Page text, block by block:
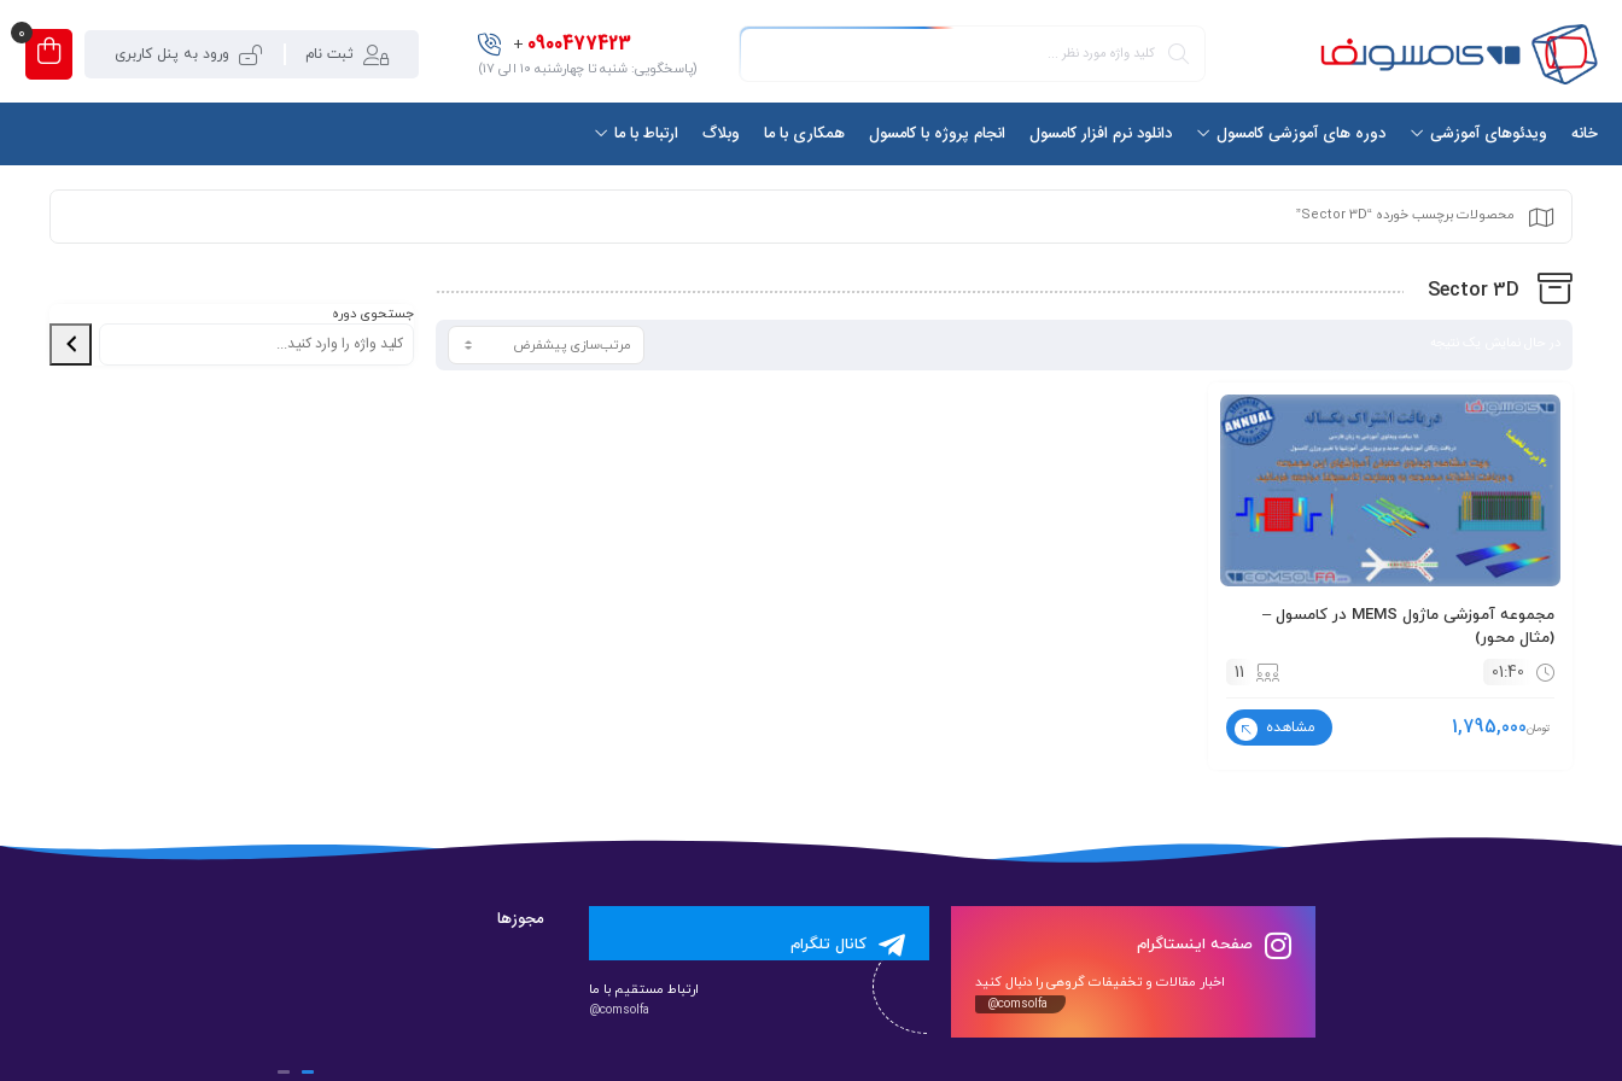
0900477423
+
(پاسخگویی: شنبه تا چهارشنبه ۱۰ الی ۱۷)
ثبت نام ورود به پنل کاربری
0
خانه ویدئوهای آموزشی دوره های آموزشی کامسول دانلود نرم افزار کامسول انجام پروژه با کامسول همکاری با ما وبلاگ ارتباط با ما
محصولات برچسب خورده “Sector 3D”
Sector 3D
مجموعه آموزشی ماژول MEMS در کامسول –
(مثال محور)
01:40
11
تومان1,795,000 مشاهده
جستحوی دوره
صفحه اینستاگرام
اخبار مقالات و تخفیفات گروهی را دنبال کنید
@comsolfa
کانال تلگرام
ارتباط مستقیم با ما
@comsolfa
مجوزها